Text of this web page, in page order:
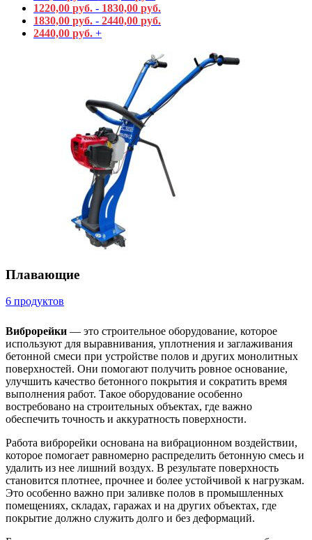
1220,00 руб. - 1830,00 руб.
1830,00 руб. - 2440,00 руб.
2440,00 руб. +
Плавающие
6 продуктов
Виброрейки — это строительное оборудование, которое
используют для выравнивания, уплотнения и заглаживания
бетонной смеси при устройстве полов и других монолитных
поверхностей. Они помогают получить ровное основание,
улучшить качество бетонного покрытия и сократить время
выполнения работ. Такое оборудование особенно
востребовано на строительных объектах, где важно
обеспечить точность и аккуратность поверхности.
Работа виброрейки основана на вибрационном воздействии,
которое помогает равномерно распределить бетонную смесь и
удалить из нее лишний воздух. В результате поверхность
становится плотнее, прочнее и более устойчивой к нагрузкам.
Это особенно важно при заливке полов в промышленных
помещениях, складах, гаражах и на других объектах, где
покрытие должно служить долго и без деформаций.